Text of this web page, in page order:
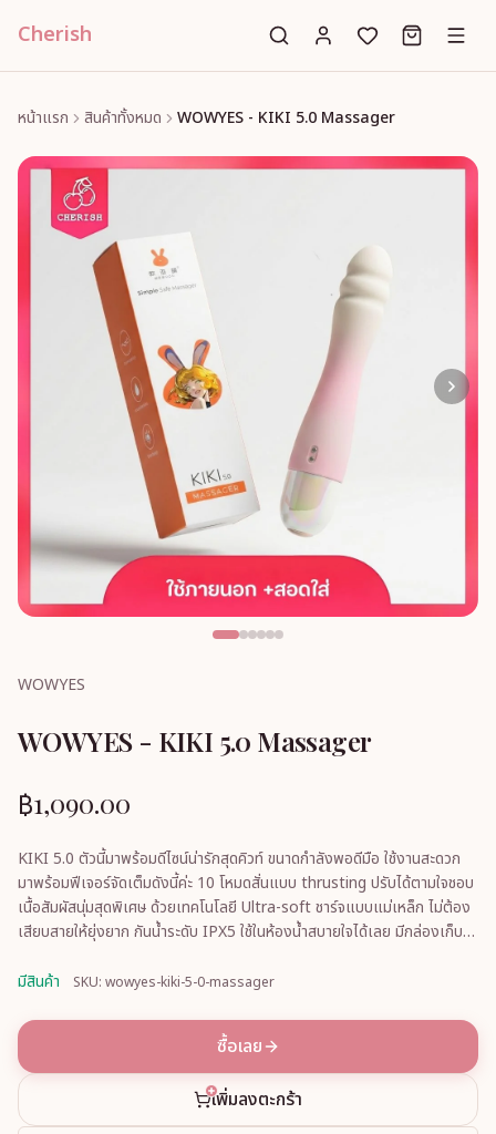
Cherish
หน้าแรก สินค้าทั้งหมด WOWYES - KIKI 5.0 Massager
WOWYES
WOWYES - KIKI 5.0 Massager
฿1,090.00
KIKI 5.0 ตัวนี้มาพร้อมดีไซน์น่ารักสุดคิวท์ ขนาดกำลังพอดีมือ ใช้งานสะดวก
มาพร้อมฟีเจอร์จัดเต็มดังนี้ค่ะ 10 โหมดสั่นแบบ thrusting ปรับได้ตามใจชอบ
เนื้อสัมผัสนุ่มสุดพิเศษ ด้วยเทคโนโลยี Ultra-soft ชาร์จแบบแม่เหล็ก ไม่ต้อง
เสียบสายให้ยุ่งยาก กันน้ำระดับ IPX5 ใช้ในห้องน้ำสบายใจได้เลย มีกล่องเก็บ
มีสินค้า
SKU: wowyes-kiki-5-0-massager
ซื้อเลย
เพิ่มลงตะกร้า